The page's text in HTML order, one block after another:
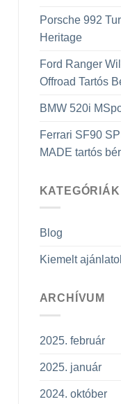
Porsche 992
Heritage
Ford Ranger
Offroad Tartós
BMW 520i
Ferrari SF90
MADE tartós
KATEGÓRIÁK
Blog
Kiemelt
ARCHÍVUM
2025. február
2025. január
2024. október